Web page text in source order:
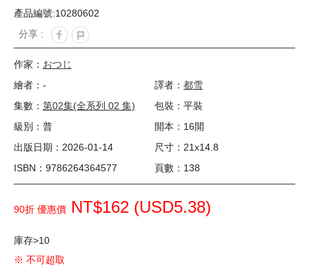
產品編號:10280602
分享 :
作家： おつじ
繪者：-
譯者： 都雪
集數： 第02集(全系列 02 集)
包裝：平裝
級別：普
開本：16開
出版日期：2026-01-14
尺寸：21x14.8
ISBN：9786264364577
頁數：138
90折 優惠價 NT$162 (USD5.38)
庫存>10
※ 不可超取